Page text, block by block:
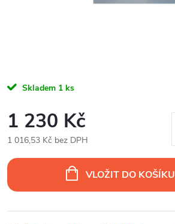
Skladem 1 ks
1 230 Kč
1 016,53 Kč bez DPH
cena:
VLOŽIT DO KOŠÍKU